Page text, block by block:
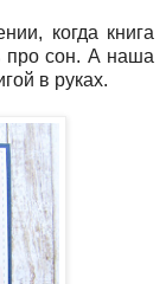
когда книга
про сон. А наша
в руках.